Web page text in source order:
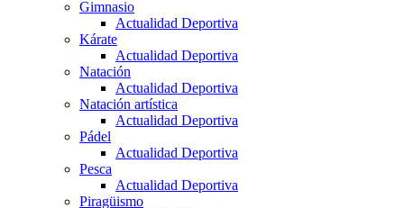
Gimnasio
Actualidad Deportiva
Kárate
Actualidad Deportiva
Natación
Actualidad Deportiva
Natación artística
Actualidad Deportiva
Pádel
Actualidad Deportiva
Pesca
Actualidad Deportiva
Piragüismo